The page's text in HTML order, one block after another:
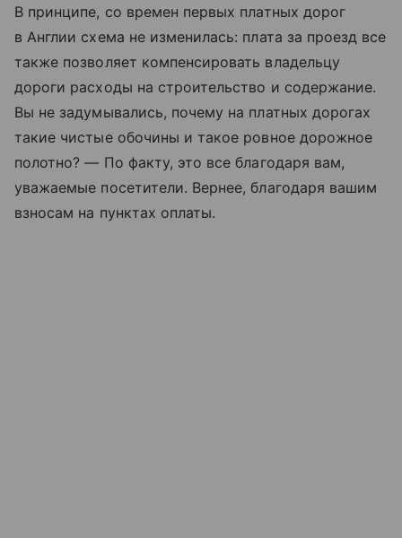
В принципе, со времен первых платных дорог
в Англии схема не изменилась: плата за проезд все
также позволяет компенсировать владельцу
дороги расходы на строительство и содержание.
Вы не задумывались, почему на платных дорогах
такие чистые обочины и такое ровное дорожное
полотно? — По факту, это все благодаря вам,
уважаемые посетители. Вернее, благодаря вашим
взносам на пунктах оплаты.